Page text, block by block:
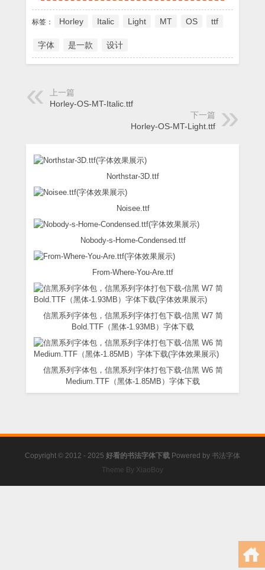
标签： Horley Italic Light MT OS ttf
字体 是一款 设计
上一篇
Horley-OS-MT-Italic.ttf
下一篇
Horley-OS-MT-Light.ttf
Northstar-3D.ttf
Noisee.ttf
Nobody-s-Home-Condensed.ttf
From-Where-You-Are.ttf
信黑系列字体包，信黑系列字体打包下载-信黑 W7 简
Bold.TTF（黑体-1.93MB）字体下载
信黑系列字体包，信黑系列字体打包下载-信黑 W6 简
Medium.TTF（黑体-1.85MB）字体下载
Copyright © 2012 - 2025 好看的书法字体下载 Powered by 书法字体
Theme By XiaoBoy